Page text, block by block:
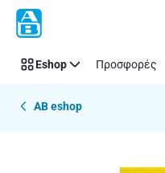
Παράλειψη
Eshop Προσφορές
AB eshop